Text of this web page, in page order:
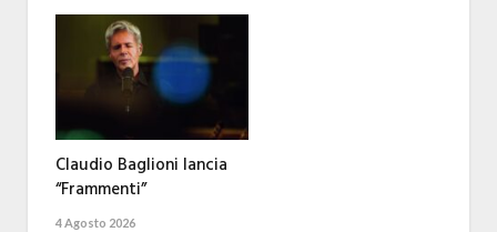
Claudio Baglioni lancia
“Frammenti”
4 Agosto 2026